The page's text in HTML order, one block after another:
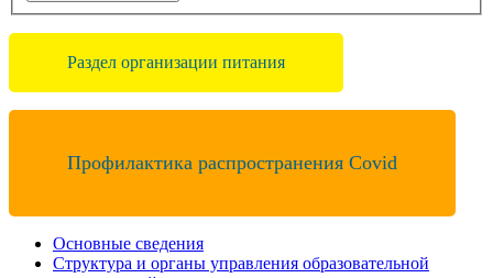
Раздел организации питания
Профилактика распространения Covid
Основные сведения
Структура и органы управления образовательной